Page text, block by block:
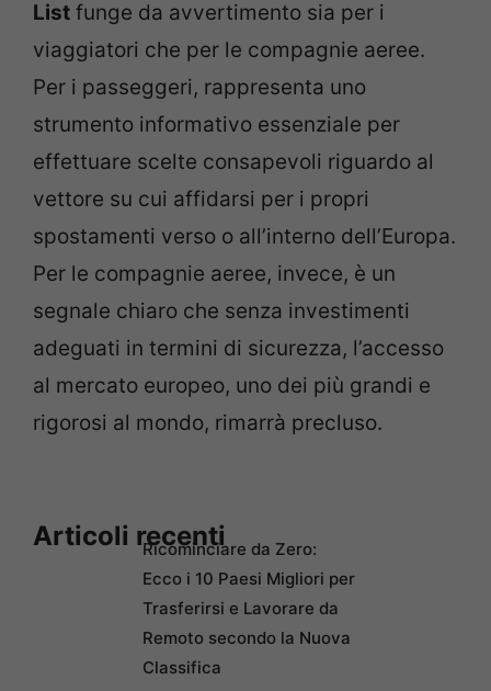
List funge da avvertimento sia per i
viaggiatori che per le compagnie aeree.
Per i passeggeri, rappresenta uno
strumento informativo essenziale per
effettuare scelte consapevoli riguardo al
vettore su cui affidarsi per i propri
spostamenti verso o all’interno dell’Europa.
Per le compagnie aeree, invece, è un
segnale chiaro che senza investimenti
adeguati in termini di sicurezza, l’accesso
al mercato europeo, uno dei più grandi e
rigorosi al mondo, rimarrà precluso.
Articoli recentiRicominciare da Zero:
Ecco i 10 Paesi Migliori per
Trasferirsi e Lavorare da
Remoto secondo la Nuova
Classifica